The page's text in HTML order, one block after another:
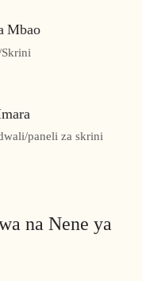
Mbao
paneli za skrini
na Nene ya